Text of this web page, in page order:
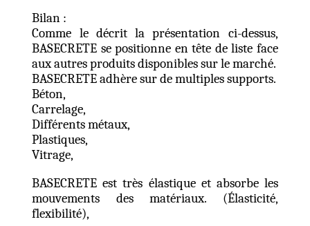
Bilan :
Comme le décrit la présentation ci-dessus,
BASECRETE se positionne en tête de liste face
aux autres produits disponibles sur le marché.
BASECRETE adhère sur de multiples supports.
Béton,
Carrelage,
Différents métaux,
Plastiques,
Vitrage,
BASECRETE est très élastique et absorbe les
mouvements des matériaux. (Élasticité,
flexibilité),